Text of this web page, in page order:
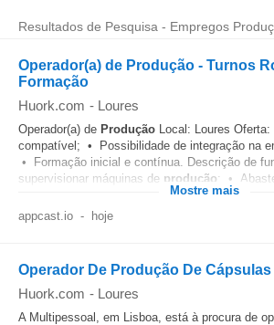
Resultados de Pesquisa - Empregos
Operador(a) de Produção - Turnos
Formação
Huork.com - Loures
Operador(a) de Produção Local: Loures
compatível; • Possibilidade de integração na
• Formação inicial e contínua. Descrição de
supervisionar máquinas de produção; •
Mostre mais
appcast.io - hoje
Operador De Produção De
Huork.com - Loures
A Multipessoal, em Lisboa, está à procura de